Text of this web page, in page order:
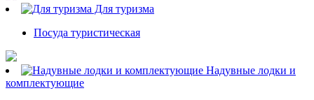
Для туризма
Посуда туристическая
Надувные лодки и
комплектующие